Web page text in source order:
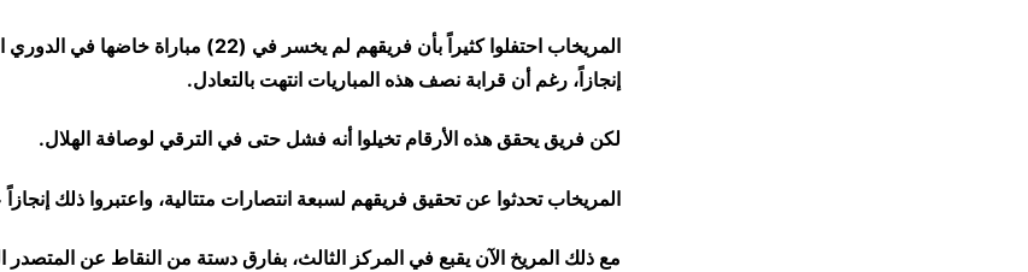
​المريخاب احتفلوا كثيراً بأن فريقهم لم يخسر في (22)
إنجازاً، رغم أن قرابة نصف هذه المباريات انتهت بالتعادل.
​لكن فريق يحقق هذه الأرقام تخيلوا أنه فشل حتى في الترقي لوصافة الهلال.
​المريخاب تحدثوا عن تحقيق فريقهم لسبعة انتصارات متتالية، واعتبروا ذلك
​مع ذلك المريخ الآن يقبع في المركز الثالث، بفارق دستة من النقاط عن المتصدر